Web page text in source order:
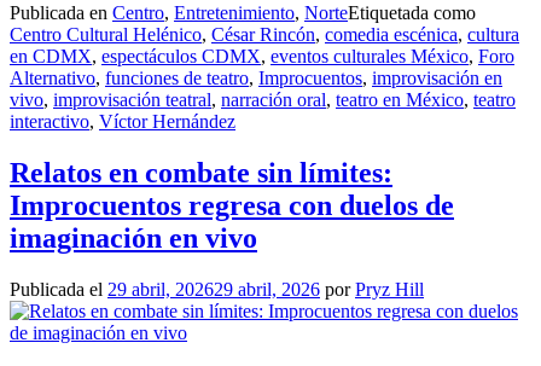
Publicada en Centro, Entretenimiento, NorteEtiquetada como
Centro Cultural Helénico, César Rincón, comedia escénica, cultura
en CDMX, espectáculos CDMX, eventos culturales México, Foro
Alternativo, funciones de teatro, Improcuentos, improvisación en
vivo, improvisación teatral, narración oral, teatro en México, teatro
interactivo, Víctor Hernández
Relatos en combate sin límites:
Improcuentos regresa con duelos de
imaginación en vivo
Publicada el 29 abril, 202629 abril, 2026 porPryz Hill